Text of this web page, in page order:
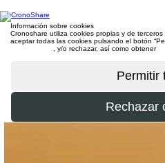
Información sobre cookies
Cronoshare utiliza cookies propias y de
aceptar todas las cookies pulsando el botón
, y/o rechazar, así como obtener